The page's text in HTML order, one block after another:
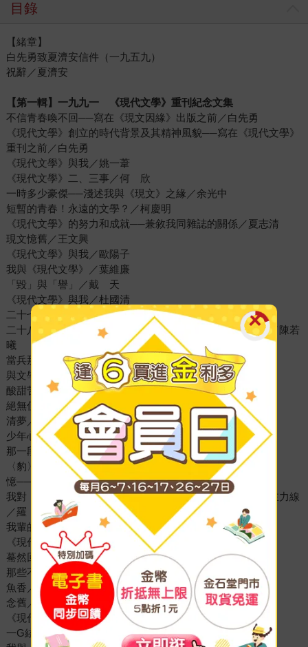
目錄
【緒章】
白先勇致夏濟安信件（一九五九）
祝辭／夏濟安
【第一輯】一九九一 《現代文學》重刊紀念文集
不信青春喚不回──寫在《現文因緣》出版之前／白先勇
《現代文學》創立的時代背景及其精神風貌──寫在《現代文學》
重刊之前／白先勇
《現代文學》與我／姚一葦
《現代文學》二、三事／何 欣
一時多少豪傑──淺述我與《現文》之緣／余光中
短暫的青春！永遠的文學？／柯慶明
《現代文學》的努力和成就──兼敘我同雜誌的關係／夏志清
現文憶舊／王文興
《現代文學》與我／歐陽子
我與《現代文學》／葉維廉
「毀」與「譽」／戴 天
《現代文學》與我／杜國清
二十七年前／王禎和
二十八年一彈指──回憶《現代文學》那段自討苦吃的日子／陳若
曦
當兵那一年／林懷民
與文學結緣／奚 淞
酸甜苦辣／水 晶
絕無僅有的一點小緣／朱西寗
清夢／李 昂
少年心路──《現代文學》與我／李 黎
那一段日子／荊 棘
〈豹〉變──談我與《現代文學》的一段交往／辛 鬱
憶──紀念《現代文學》創刊二十七載／蓉 子
我對《現代文學》的觀感──它已成為開展中國現代文學的主力線
／羅 門
我輩的青春／陳映真
《現代文學》與我／鄭樹森
驀然回首／三 毛
那些不毛的日子／施叔青
魚香／劉大任
念舊／張 錯
《現代文學》是雪地的陽光／鍾 玲
一G絃單音／楊 牧